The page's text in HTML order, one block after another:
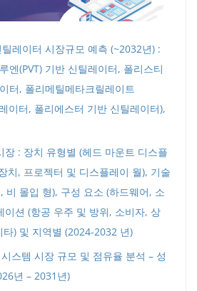
레이터 시장규모 예측 (~2032년) :
엔(PVT) 기반 신틸레이터, 폴리스티
터, 폴리메틸메타크릴레이트
이터, 폴리에스터 기반 신틸레이터),
장 : 장치 유형별 (헤드 마운트 디스플
치, 프로젝터 및 디스플레이 월), 기술
비 몰입 형), 구성 요소 (하드웨어, 소
이션 (항공 우주 및 방위, 소비자, 상
) 및 지역별 (2024-2032 년)
스템 시장 규모 및 점유율 분석 – 성
년 – 2031년)